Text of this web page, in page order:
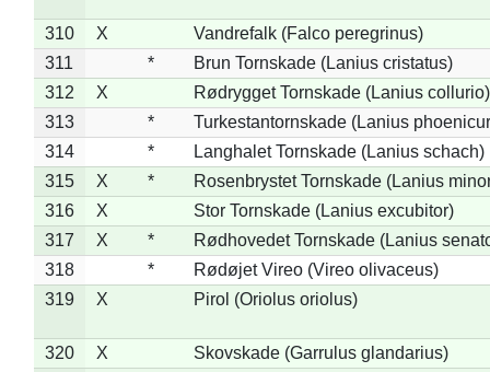
310 X
Vandrefalk (Falco peregrinus)
311
*
Brun Tornskade (Lanius cristatus)
312
X
Rødrygget Tornskade (Lanius collurio)
313
*
Turkestantornskade (Lanius
314
*
Langhalet Tornskade (Lanius schach)
315
X *
Rosenbrystet Tornskade (Lanius
316
X
Stor Tornskade (Lanius excubitor)
317
X *
Rødhovedet Tornskade (Lanius
318
*
Rødøjet Vireo (Vireo olivaceus)
319
X Pirol (Oriolus oriolus)
320 X
Skovskade (Garrulus glandarius)